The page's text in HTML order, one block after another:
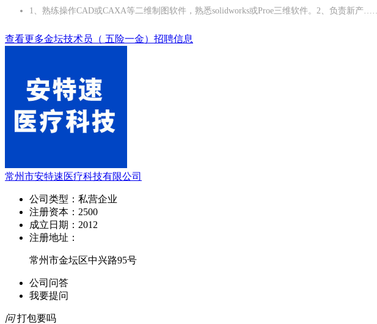
1、熟练操作CAD或CAXA等二维制图软件，熟悉solidworks或Proe三维软件。2、负责新产……
查看更多金坛技术员（ 五险一金）招聘信息
常州市安特速医疗科技有限公司
公司类型： 私营企业
注册资本： 2500
成立日期： 2012
注册地址：
常州市金坛区中兴路95号
公司问答
我要提问
问打包要吗